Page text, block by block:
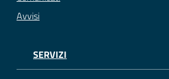
Avvisi
SERVIZI